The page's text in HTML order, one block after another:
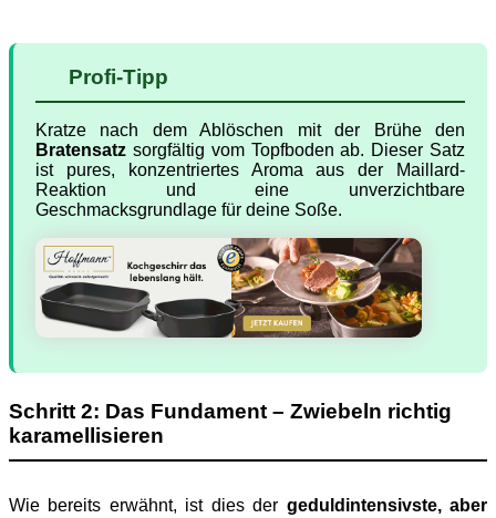
Profi-Tipp
Kratze nach dem Ablöschen mit der Brühe den
Bratensatz sorgfältig vom Topfboden ab. Dieser Satz
ist pures, konzentriertes Aroma aus der Maillard-
Reaktion und eine unverzichtbare
Geschmacksgrundlage für deine Soße.
Schritt 2: Das Fundament – Zwiebeln richtig
karamellisieren
Wie bereits erwähnt, ist dies der geduldintensivste, aber